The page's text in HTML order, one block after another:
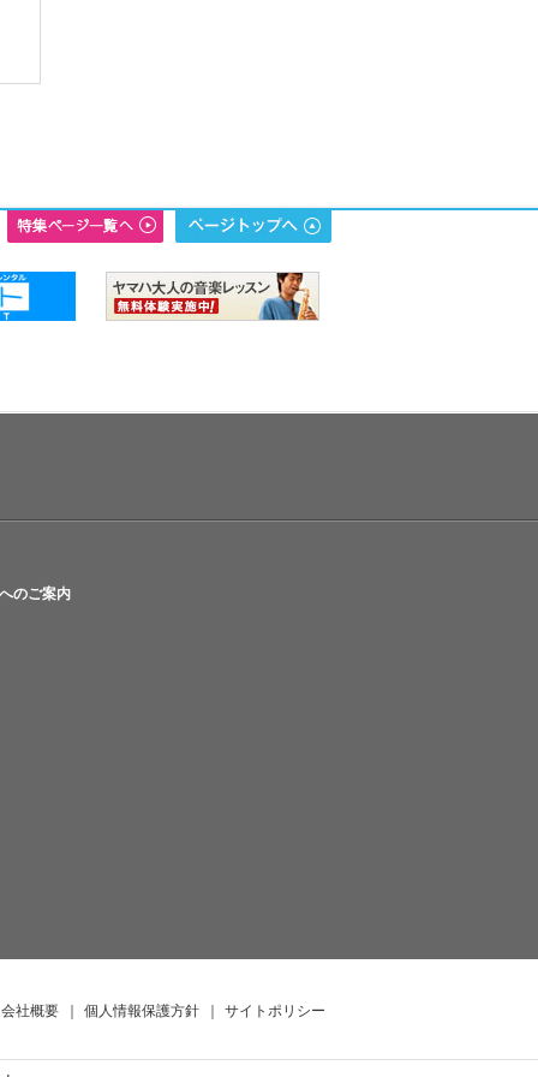
のご案内
会社概要 ｜ 個人情報保護方針 ｜ サイトポリシー